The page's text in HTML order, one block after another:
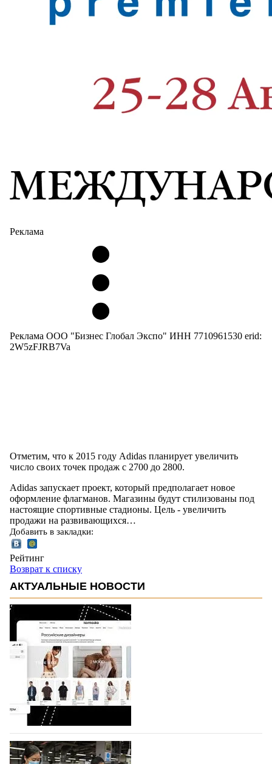
Реклама
Реклама ООО "Бизнес Глобал Экспо" ИНН 7710961530 erid:
2W5zFJRB7Va
Отметим, что к 2015 году Adidas планирует увеличить
число своих точек продаж с 2700 до 2800.
Adidas запускает проект, который предполагает новое
оформление флагманов. Магазины будут стилизованы под
настоящие спортивные стадионы. Цель - увеличить
продажи на развивающихся…
Добавить в закладки:
Рейтинг
Возврат к списку
АКТУАЛЬНЫЕ НОВОСТИ
На платформе Lamoda - новый раздел и